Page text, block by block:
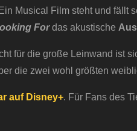
Musical Film steht und fällt
Fordas akustische
für die große Leinwand ist
die zwei wohl größten
auf Disney+. Für Fans des